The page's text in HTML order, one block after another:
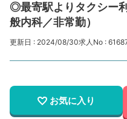
◎最寄駅よりタクシー
般内科／非常勤）
更新日 : 2024/08/30求人No :
お気に入り